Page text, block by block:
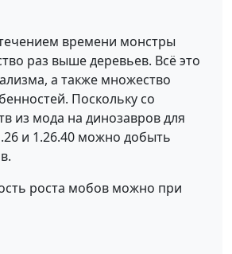
времени монстры
раз выше деревьев. Всё это
а также множество
Поскольку со
из мода на динозавров для
и 1.26.40 можно добыть
роста мобов можно при